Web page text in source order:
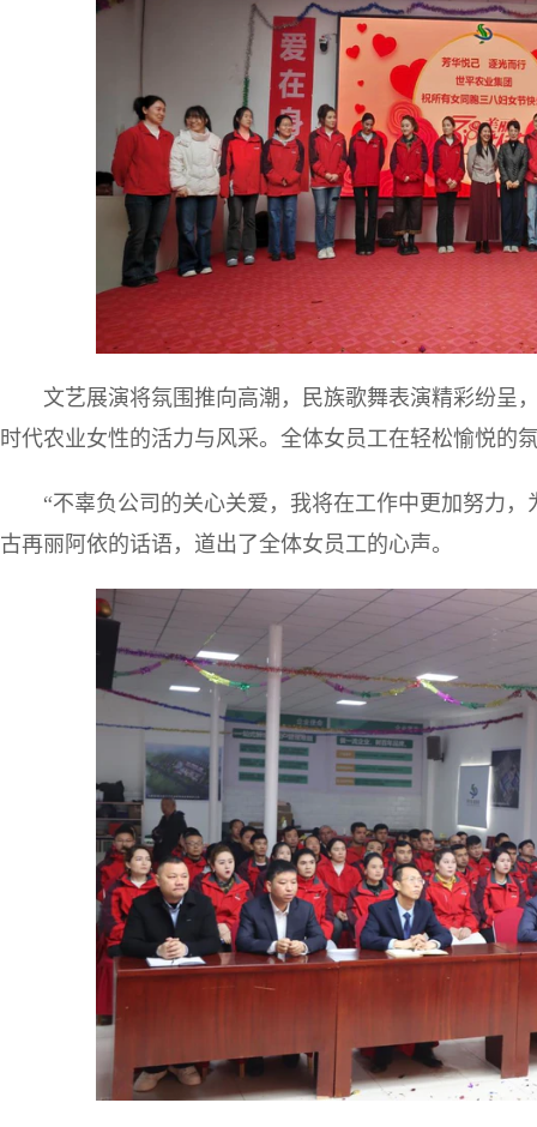
文艺展演将氛围推向高潮，民族歌舞表演精彩纷呈
时代农业女性的活力与风采。全体女员工在轻松愉悦的
“不辜负公司的关心关爱，我将在工作中更加努力
古再丽阿依的话语，道出了全体女员工的心声。